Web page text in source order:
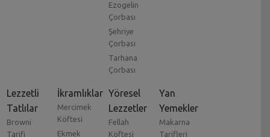
Ezogelin
Çorbası
Şehriye
Çorbası
Tarhana
Çorbası
Lezzetli
Tatlılar
Browni
Tarifi
İkramlıklar
Mercimek
Köftesi
Ekmek
Yöresel
Lezzetler
Fellah
Köftesi
Yan
Yemekler
Makarna
Tarifleri